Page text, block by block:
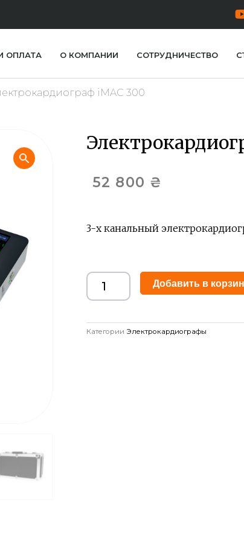
ОПЛАТА О КОМПАНИИ СОТРУДНИЧЕСТВО
iMAC 300
52 800 ₴
3-х канальный
Добавить в
Категории Электрокардиографы